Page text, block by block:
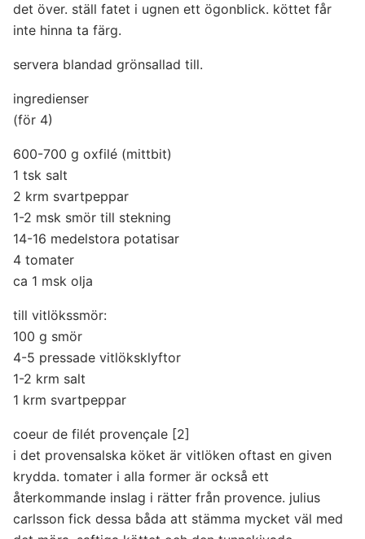
det över. ställ fatet i ugnen ett ögonblick. köttet får
inte hinna ta färg.
servera blandad grönsallad till.
ingredienser
(för 4)
600-700 g oxfilé (mittbit)
1 tsk salt
2 krm svartpeppar
1-2 msk smör till stekning
14-16 medelstora potatisar
4 tomater
ca 1 msk olja
till vitlökssmör:
100 g smör
4-5 pressade vitlöksklyftor
1-2 krm salt
1 krm svartpeppar
coeur de filét provençale [2]
i det provensalska köket är vitlöken oftast en given
krydda. tomater i alla former är också ett
återkommande inslag i rätter från provence. julius
carlsson fick dessa båda att stämma mycket väl med